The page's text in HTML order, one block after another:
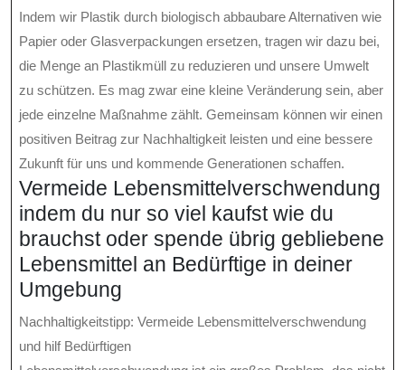
Indem wir Plastik durch biologisch abbaubare Alternativen wie
Papier oder Glasverpackungen ersetzen, tragen wir dazu bei,
die Menge an Plastikmüll zu reduzieren und unsere Umwelt
zu schützen. Es mag zwar eine kleine Veränderung sein, aber
jede einzelne Maßnahme zählt. Gemeinsam können wir einen
positiven Beitrag zur Nachhaltigkeit leisten und eine bessere
Zukunft für uns und kommende Generationen schaffen.
Vermeide Lebensmittelverschwendung
indem du nur so viel kaufst wie du
brauchst oder spende übrig gebliebene
Lebensmittel an Bedürftige in deiner
Umgebung
Nachhaltigkeitstipp: Vermeide Lebensmittelverschwendung
und hilf Bedürftigen